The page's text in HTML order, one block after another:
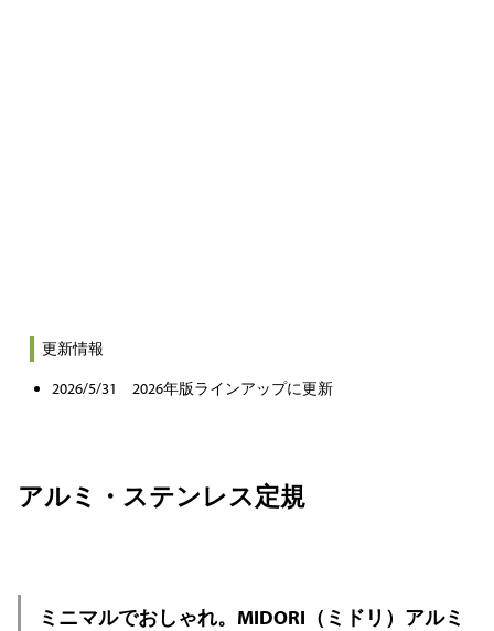
更新情報
2026/5/31 2026年版ラインアップに更新
アルミ・ステンレス定規
ミニマルでおしゃれ。MIDORI（ミドリ）アルミ